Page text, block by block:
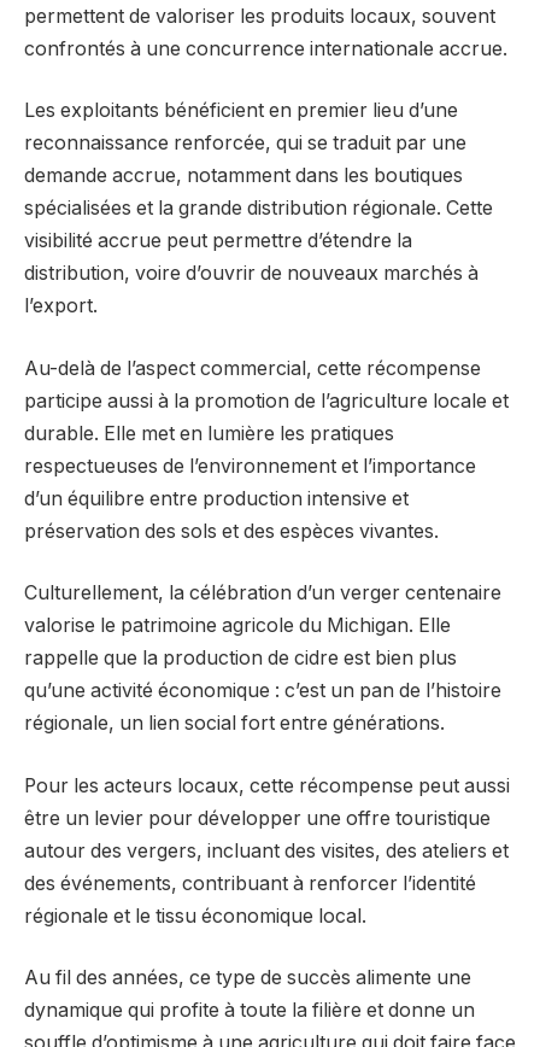
permettent de valoriser les produits locaux, souvent
confrontés à une concurrence internationale accrue.
Les exploitants bénéficient en premier lieu d’une
reconnaissance renforcée, qui se traduit par une
demande accrue, notamment dans les boutiques
spécialisées et la grande distribution régionale. Cette
visibilité accrue peut permettre d’étendre la
distribution, voire d’ouvrir de nouveaux marchés à
l’export.
Au-delà de l’aspect commercial, cette récompense
participe aussi à la promotion de l’agriculture locale et
durable. Elle met en lumière les pratiques
respectueuses de l’environnement et l’importance
d’un équilibre entre production intensive et
préservation des sols et des espèces vivantes.
Culturellement, la célébration d’un verger centenaire
valorise le patrimoine agricole du Michigan. Elle
rappelle que la production de cidre est bien plus
qu’une activité économique : c’est un pan de l’histoire
régionale, un lien social fort entre générations.
Pour les acteurs locaux, cette récompense peut aussi
être un levier pour développer une offre touristique
autour des vergers, incluant des visites, des ateliers et
des événements, contribuant à renforcer l’identité
régionale et le tissu économique local.
Au fil des années, ce type de succès alimente une
dynamique qui profite à toute la filière et donne un